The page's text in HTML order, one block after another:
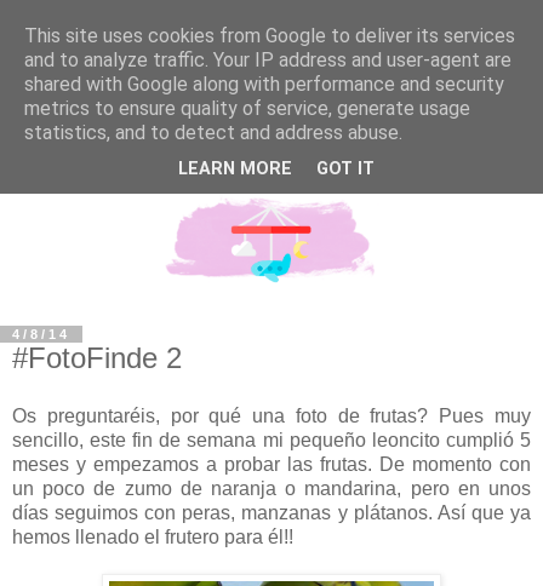
4/8/14
#FotoFinde 2
Os preguntaréis, por qué una foto de frutas? Pues muy
sencillo, este fin de semana mi pequeño leoncito cumplió 5
meses y empezamos a probar las frutas. De momento con
un poco de zumo de naranja o mandarina, pero en unos
días seguimos con peras, manzanas y plátanos. Así que ya
hemos llenado el frutero para él!!
This site uses cookies from Google to deliver its services
and to analyze traffic. Your IP address and user-agent are
shared with Google along with performance and security
metrics to ensure quality of service, generate usage
statistics, and to detect and address abuse.
LEARN MORE GOT IT